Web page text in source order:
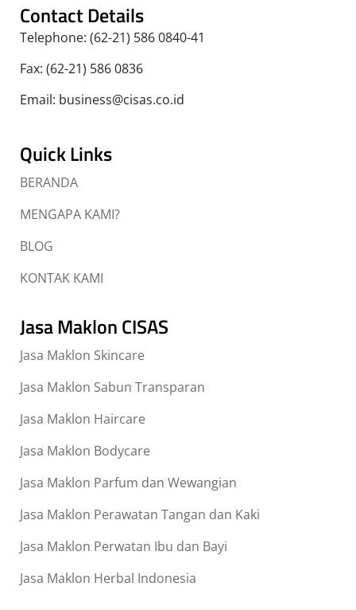
Contact Details
Telephone: (62-21) 586 0840-41
Fax: (62-21) 586 0836
Email: business@cisas.co.id
Quick Links
BERANDA
MENGAPA KAMI?
BLOG
KONTAK KAMI
Jasa Maklon CISAS
Jasa Maklon Skincare
Jasa Maklon Sabun Transparan
Jasa Maklon Haircare
Jasa Maklon Bodycare
Jasa Maklon Parfum dan Wewangian
Jasa Maklon Perawatan Tangan dan Kaki
Jasa Maklon Perwatan Ibu dan Bayi
Jasa Maklon Herbal Indonesia